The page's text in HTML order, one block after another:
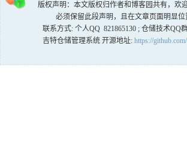
版权声明：本文版权归作者和博客园共有，欢
必须保留此段声明，且在文章页面明显位
联系方式: 个人QQ 821865130 ; 仓储技术QQ
吉特仓储管理系统 开源地址: https://